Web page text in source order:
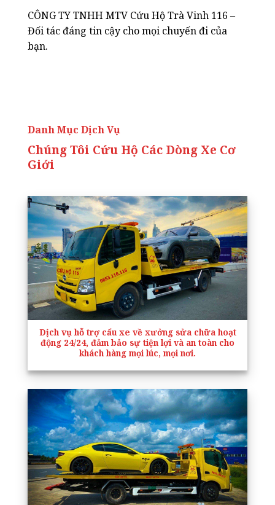
CÔNG TY TNHH MTV Cứu Hộ Trà Vinh 116 –
Đối tác đáng tin cậy cho mọi chuyến đi của
bạn.
Danh Mục Dịch Vụ
Chúng Tôi Cứu Hộ Các Dòng Xe Cơ
Giới
Dịch vụ hỗ trợ cẩu xe về xưởng sửa chữa hoạt
động 24/24, đảm bảo sự tiện lợi và an toàn cho
khách hàng mọi lúc, mọi nơi.